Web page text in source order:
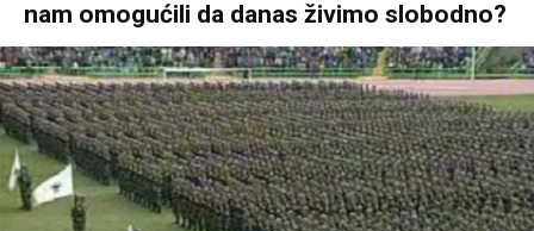
nam omogućili da danas živimo slobodno?